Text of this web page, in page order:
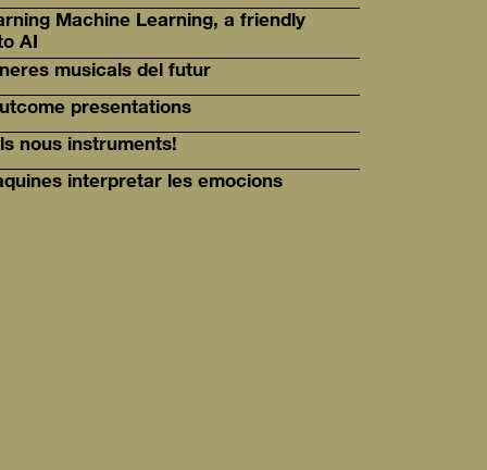
Machine Learning, a friendly
AI
musicals del futur
presentations
nous instruments!
interpretar les emocions